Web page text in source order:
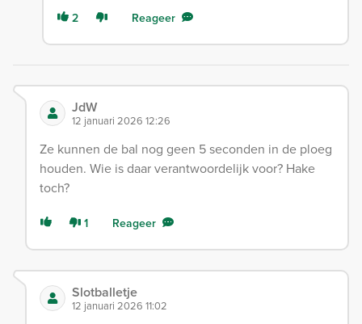
2 Reageer
JdW
12 januari 2026 12:26
Ze kunnen de bal nog geen 5 seconden in de ploeg
houden. Wie is daar verantwoordelijk voor? Hake
toch?
1 Reageer
Slotballetje
12 januari 2026 11:02